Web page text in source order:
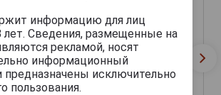
информацию для лиц
лет. Сведения, размещенные на
рекламой, носят
информационный
предназначены исключительно
пользования.